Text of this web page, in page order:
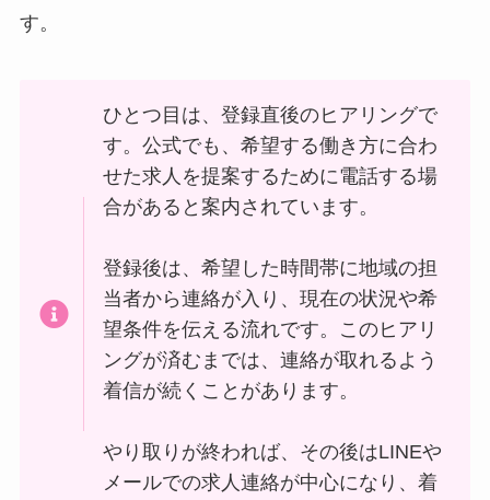
す。
ひとつ目は、登録直後のヒアリングで
す。公式でも、希望する働き方に合わ
せた求人を提案するために電話する場
合があると案内されています。
登録後は、希望した時間帯に地域の担
当者から連絡が入り、現在の状況や希
望条件を伝える流れです。このヒアリ
ングが済むまでは、連絡が取れるよう
着信が続くことがあります。
やり取りが終われば、その後はLINEや
メールでの求人連絡が中心になり、着